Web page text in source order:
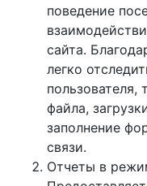
поведение
сайта.
легко
пользователя,
файла,
заполнение
связи.
Отчеты в